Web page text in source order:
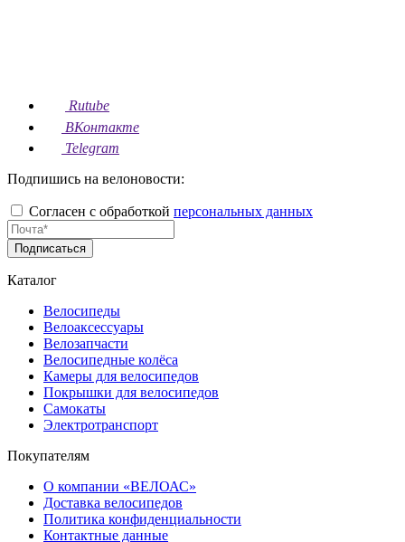
Rutube
ВКонтакте
Telegram
Подпишись на велоновости:
Согласен с обработкой персональных данных
Подписаться
Каталог
Велосипеды
Велоаксессуары
Велозапчасти
Велосипедные колёса
Камеры для велосипедов
Покрышки для велосипедов
Самокаты
Электротранспорт
Покупателям
О компании «ВЕЛОАС»
Доставка велосипедов
Политика конфиденциальности
Контактные данные